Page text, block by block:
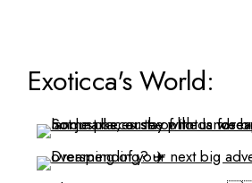
Exoticca's World: